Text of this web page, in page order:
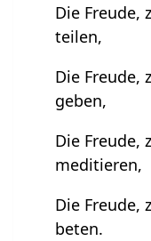
Die Freude,
teilen,
Die Freude,
geben,
Die Freude,
meditieren,
Die Freude,
beten.